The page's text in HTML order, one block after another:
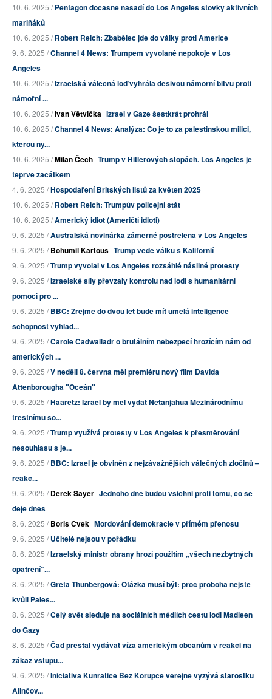
10. 6. 2025 /Pentagon dočasně nasadí do Los Angeles stovky aktivních
mariňáků
10. 6. 2025 /Robert Reich: Zbabělec jde do války proti Americe
9. 6. 2025 /Channel 4 News: Trumpem vyvolané nepokoje v Los
Angeles
10. 6. 2025 /Izraelská válečná loď vyhrála děsivou námořní bitvu proti
námořní ...
10. 6. 2025 /Ivan Větvička Izrael v Gaze šestkrát prohrál
10. 6. 2025 /Channel 4 News: Analýza: Co je to za palestinskou milici,
kterou ny...
10. 6. 2025 /Milan Čech Trump v Hitlerových stopách. Los Angeles je
teprve začátkem
4. 6. 2025 /Hospodaření Britských listů za květen 2025
10. 6. 2025 /Robert Reich: Trumpův policejní stát
10. 6. 2025 /Americký idiot (Američtí idioti)
9. 6. 2025 /Australská novinářka záměrné postřelena v Los Angeles
9. 6. 2025 /Bohumil Kartous Trump vede válku s Kalifornií
9. 6. 2025 /Trump vyvolal v Los Angeles rozsáhlé násilné protesty
9. 6. 2025 /Izraelské síly převzaly kontrolu nad lodí s humanitární
pomocí pro ...
9. 6. 2025 /BBC: Zřejmě do dvou let bude mít umělá inteligence
schopnost vyhlad...
9. 6. 2025 /Carole Cadwalladr o brutálním nebezpečí hrozícím nám od
amerických ...
9. 6. 2025 /V neděli 8. června měl premiéru nový film Davida
Attenborougha "Oceán"
9. 6. 2025 /Haaretz: Izrael by měl vydat Netanjahua Mezinárodnímu
trestnímu so...
9. 6. 2025 /Trump využívá protesty v Los Angeles k přesměrování
nesouhlasu s je...
9. 6. 2025 /BBC: Izrael je obviněn z nejzávažnějších válečných zločinů –
reakc...
9. 6. 2025 /Derek Sayer Jednoho dne budou všichni proti tomu, co se
děje dnes
8. 6. 2025 /Boris Cvek Mordování demokracie v přímém přenosu
9. 6. 2025 /Učitelé nejsou v pořádku
8. 6. 2025 /Izraelský ministr obrany hrozí použitím „všech nezbytných
opatření“...
8. 6. 2025 /Greta Thunbergová: Otázka musí být: proč proboha nejste
kvůli Pales...
8. 6. 2025 /Celý svět sleduje na sociálních médiích cestu lodi Madleen
do Gazy
8. 6. 2025 /Čad přestal vydávat víza americkým občanům v reakci na
zákaz vstupu...
9. 6. 2025 /Iniciativa Kunratice Bez Korupce veřejně vyzývá starostku
Alinčov...